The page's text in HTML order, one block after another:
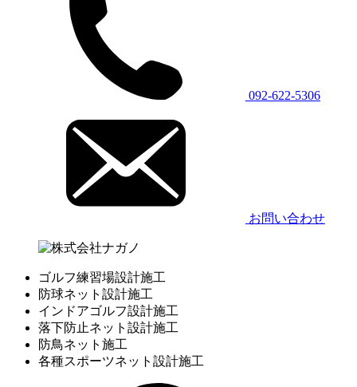
092-622-5306
お問い合わせ
ゴルフ練習場設計施工
防球ネット設計施工
インドアゴルフ設計施工
落下防止ネット設計施工
防鳥ネット施工
各種スポーツネット設計施工